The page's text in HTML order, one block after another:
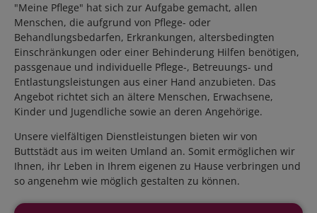
"Meine Pflege" hat sich zur Aufgabe gemacht, allen
Menschen, die aufgrund von Pflege- oder
Behandlungsbedarfen, Erkrankungen, altersbedingten
Einschränkungen oder einer Behinderung Hilfen benötigen,
passgenaue und individuelle Pflege-, Betreuungs- und
Entlastungsleistungen aus einer Hand anzubieten. Das
Angebot richtet sich an ältere Menschen, Erwachsene,
Kinder und Jugendliche sowie an deren Angehörige.
Unsere vielfältigen Dienstleistungen bieten wir von
Buttstädt aus im weiten Umland an. Somit ermöglichen wir
Ihnen, ihr Leben in Ihrem eigenen zu Hause verbringen und
so angenehm wie möglich gestalten zu können.